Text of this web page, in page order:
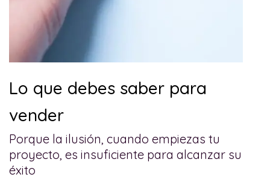
Lo que debes saber para
vender
Porque la ilusión, cuando empiezas tu
proyecto, es insuficiente para alcanzar su
éxito